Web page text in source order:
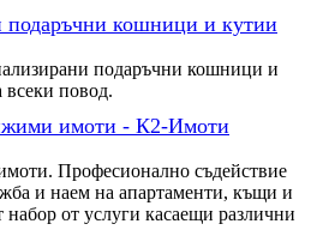
подаръчни кошници и кутии
подаръчни кошници и
всеки повод.
имоти - К2-Имоти
Професионално съдействие
и наем на апартаменти, къщи и
набор от услуги касаещи различни